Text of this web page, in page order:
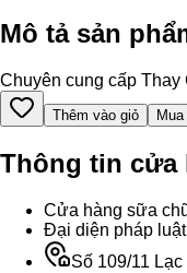
Mô tả sản
Chuyên cung cấp Thay
Thêm vào giỏ
Thông tin cửa
Cửa hàng sữa
Đại diện pháp
Số 109/11